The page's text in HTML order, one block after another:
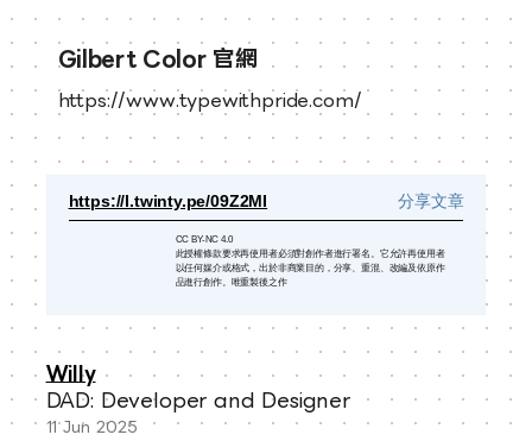
Gilbert Color 官網
https://www.typewithpride.com/
https://l.twinty.pe/09Z2MI 分享文章
CC BY-NC 4.0
此授權條款要求再使用者必須對創作者進行署名。它允許再使用者
以任何媒介或格式，出於非商業目的，分享、重混、改編及依原作
品進行創作。唯重製後之作
Willy
DAD: Developer and Designer
11 Jun 2025